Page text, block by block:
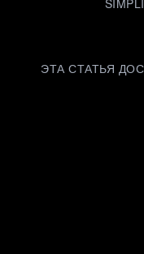
ЭТА СТАТЬЯ